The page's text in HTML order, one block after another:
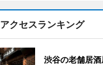
アクセスランキング
渋谷の老舗居酒